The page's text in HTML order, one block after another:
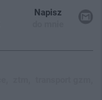
Napisz